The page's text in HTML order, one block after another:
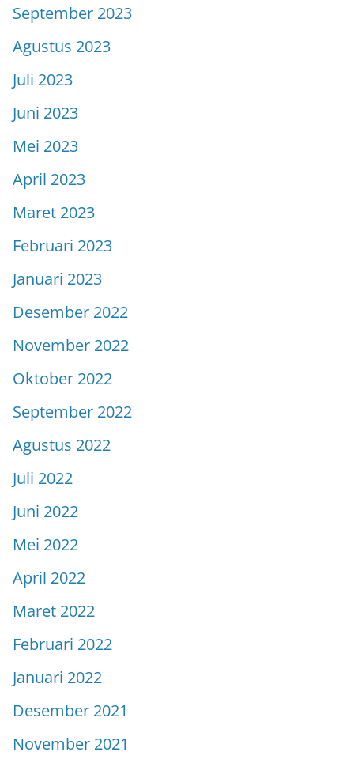
September 2023
Agustus 2023
Juli 2023
Juni 2023
Mei 2023
April 2023
Maret 2023
Februari 2023
Januari 2023
Desember 2022
November 2022
Oktober 2022
September 2022
Agustus 2022
Juli 2022
Juni 2022
Mei 2022
April 2022
Maret 2022
Februari 2022
Januari 2022
Desember 2021
November 2021